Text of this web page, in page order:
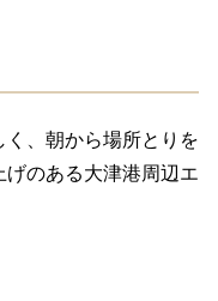
く、朝から場所とりを
げのある大津港周辺エ